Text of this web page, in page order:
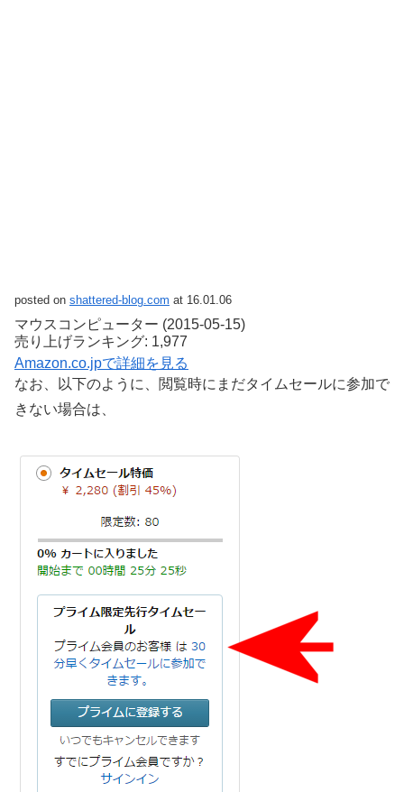
posted on shattered-blog.com at 16.01.06
マウスコンピューター (2015-05-15)
売り上げランキング: 1,977
Amazon.co.jpで詳細を見る
なお、以下のように、閲覧時にまだタイムセールに参加で
きない場合は、